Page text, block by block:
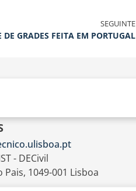
SEGUINTE
GRADES FEITA EM PORTUGAL
- DECivil
Pais, 1049-001 Lisboa